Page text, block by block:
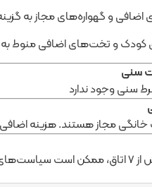
و گهواره‌های مجاز به گزینه
و تخت‌های اضافی منوط
سنی
سنی وجود ندارد
خانگی مجاز هستند. هزینه
اعمال شود.